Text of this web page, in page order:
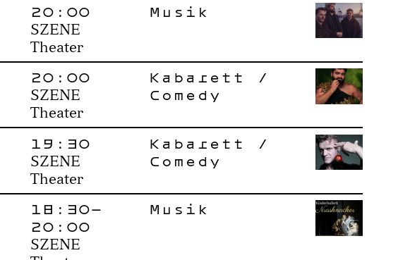
20:00
SZENE
Theater
Musik
20:00
SZENE
Theater
Kabarett /
Comedy
19:30
SZENE
Theater
Kabarett /
Comedy
18:30–
20:00
SZENE
Musik